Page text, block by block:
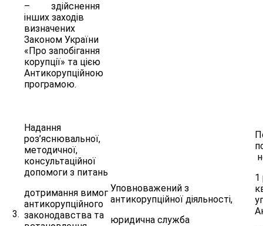
– здійснення
інших заходів
визначених
Законом України
«Про запобігання
корупції» та цією
Антикорупційною
програмою.
3.
Надання
роз’яснювальної,
методичної,
консультаційної
допомоги з питань
дотримання вимог
антикорупційного
законодавства та
Уповноважений з
антикорупційної діяльності,
юридична служба
1